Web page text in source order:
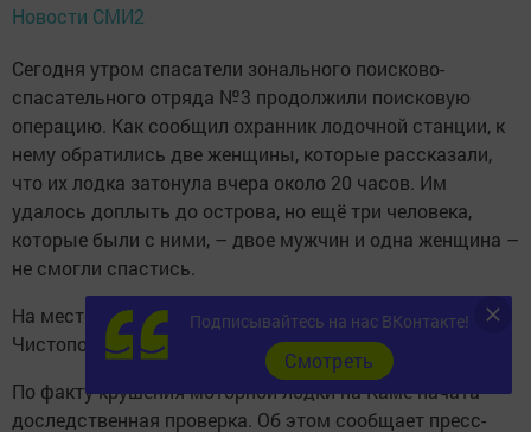
Новости СМИ2
Сегодня утром спасатели зонального поисково-
спасательного отряда №3 продолжили поисковую
операцию. Как сообщил охранник лодочной станции, к
нему обратились две женщины, которые рассказали,
что их лодка затонула вчера около 20 часов. Им
удалось доплыть до острова, но ещё три человека,
которые были с ними, – двое мужчин и одна женщина –
не смогли спастись.
На месте происшествия работает оперативная группа
Чистопольского пожарно-спасательного гарнизона.
По факту крушения моторной лодки на Каме начата
доследственная проверка. Об этом сообщает пресс-
Подписывайтесь на нас ВКонтакте!
Cмотреть